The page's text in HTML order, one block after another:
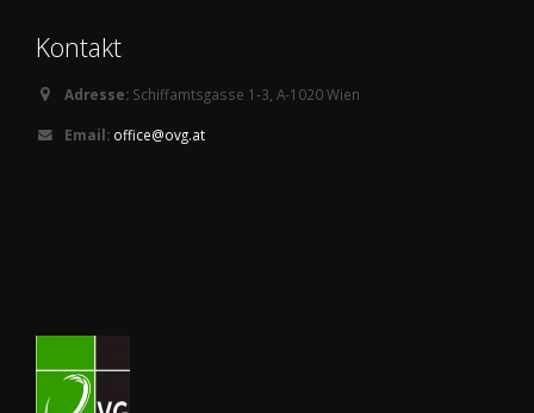
Kontakt
Adresse: Schiffamtsgasse 1-3, A-1020 Wien
Email: office@ovg.at